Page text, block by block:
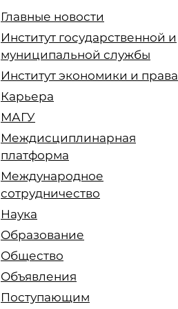
Главные новости
Институт государственной и
муниципальной службы
Институт экономики и права
Карьера
МАГУ
Междисциплинарная
платформа
Международное
сотрудничество
Наука
Образование
Общество
Объявления
Поступающим